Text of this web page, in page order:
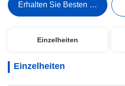
Erhalten Sie Besten Preis
Einzelheiten
Einzelheiten